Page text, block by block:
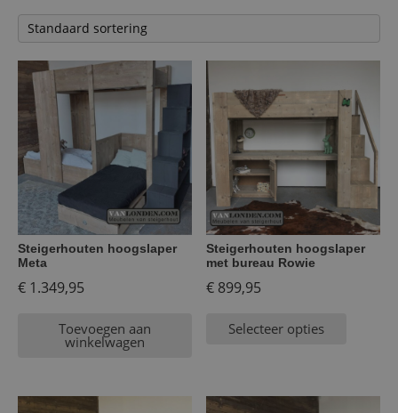
Steigerhouten hoogslaper
Meta
€ 1.349,95
Toevoegen aan
winkelwagen
Steigerhouten hoogslaper
met bureau Rowie
€ 899,95
Selecteer opties